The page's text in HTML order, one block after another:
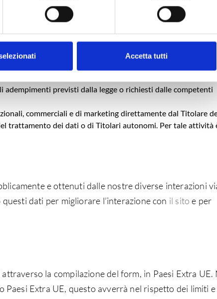
Accetta tutti
, sono da noi trattati per la
informazioni, per soddisfare le richieste di eventuali
adempimenti previsti dalla legge o richiesti dalle competenti
commerciali e di marketing direttamente dal Titolare
trattamento dei dati o di Titolari autonomi. Per tale attività
e ottenuti dalle nostre diverse interazioni
dati per migliorare l’interazione con il sito e per
la compilazione del form, in Paesi Extra UE.
Extra UE, questo avverrà nel rispetto dei limiti